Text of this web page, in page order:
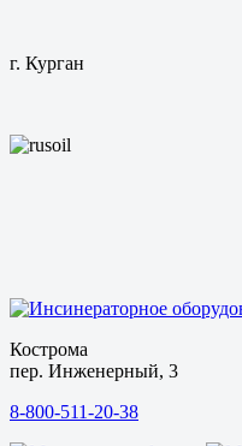
г. Курган
Кострома
пер. Инженерный, 3
8-800-511-20-38